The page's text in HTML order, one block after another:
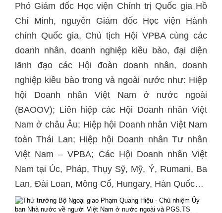
Phó Giám đốc Học viện Chính trị Quốc gia Hồ
Chí Minh, nguyên Giám đốc Học viện Hành
chính Quốc gia, Chủ tịch Hội VPBA cùng các
doanh nhân, doanh nghiệp kiều bào, đại diện
lãnh đạo các Hội đoàn doanh nhân, doanh
nghiệp kiều bào trong và ngoài nước như: Hiệp
hội Doanh nhân Việt Nam ở nước ngoài
(BAOOV); Liên hiệp các Hội Doanh nhân Việt
Nam ở châu Âu; Hiệp hội Doanh nhân Việt Nam
toàn Thái Lan; Hiệp hội Doanh nhân Tư nhân
Việt Nam – VPBA; Các Hội Doanh nhân Việt
Nam tại Úc, Pháp, Thụy Sỹ, Mỹ, Ý, Rumani, Ba
Lan, Đài Loan, Mông Cổ, Hungary, Hàn Quốc…